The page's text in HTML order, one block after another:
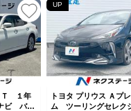
Ｔ １年
ビ バッ
UP
トヨタ プリウス Ａプ
ム ツーリングセレ